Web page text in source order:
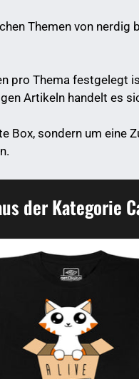
Themen von nerdig
pro Thema festgelegt
Artikeln handelt es
Box, sondern um eine
der Kategorie
Kat Glow in